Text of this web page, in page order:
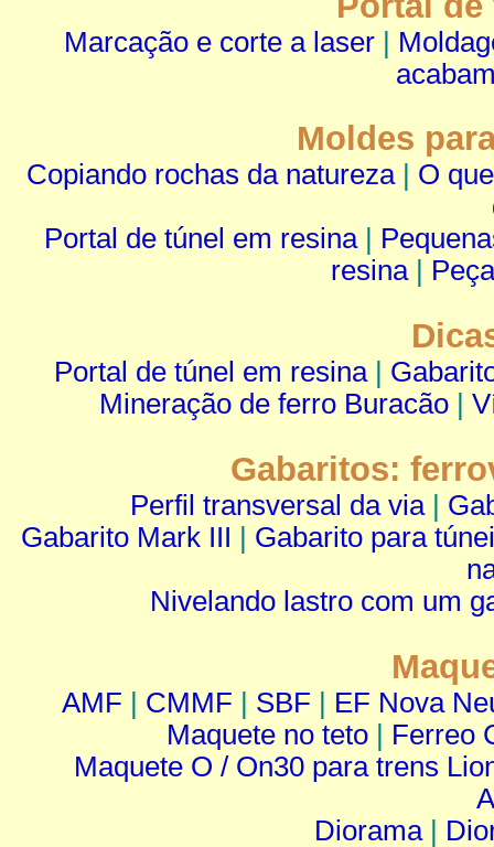
Marcação e corte a laser|
Moldes
Copiando rochas da natureza| O
Portal de túnel em resina|
resina|
Portal de túnel em resina|
Mineração de ferro Buracão|
Gabaritos:
Perfil transversal da via|
Gabarito Mark III
Gabarito para
Nivelando lastro com um
AMF CMMF SBF
EF Nova
Maquete no teto| Ferreo
Maquete O / On30 para trens
Diorama|